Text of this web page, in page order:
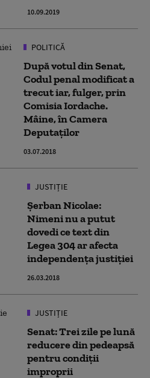
10.09.2019
POLITICĂ
După votul din Senat,
Codul penal modificat a
trecut iar, fulger, prin
Comisia Iordache.
Mâine, în Camera
Deputaților
03.07.2018
JUSTIȚIE
Şerban Nicolae:
Nimeni nu a putut
dovedi ce text din
Legea 304 ar afecta
independenţa justiţiei
26.03.2018
JUSTIȚIE
Senat: Trei zile pe lună
reducere din pedeapsă
pentru condiţii
improprii